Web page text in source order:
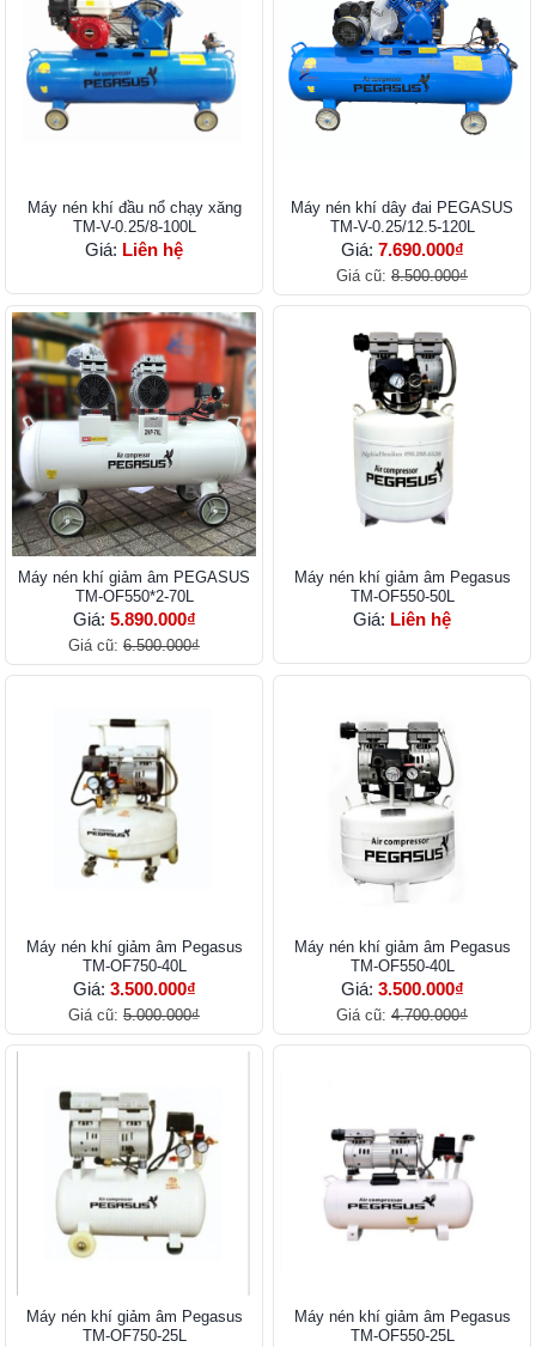
Máy nén khí đầu nổ chạy xăng
TM-V-0.25/8-100L
Giá: Liên hệ
Máy nén khí dây đai PEGASUS
TM-V-0.25/12.5-120L
Giá: 7.690.000₫
Giá cũ: 8.500.000₫
Máy nén khí giảm âm PEGASUS
TM-OF550*2-70L
Giá: 5.890.000₫
Giá cũ: 6.500.000₫
Máy nén khí giảm âm Pegasus
TM-OF550-50L
Giá: Liên hệ
Máy nén khí giảm âm Pegasus
TM-OF750-40L
Giá: 3.500.000₫
Giá cũ: 5.000.000₫
Máy nén khí giảm âm Pegasus
TM-OF550-40L
Giá: 3.500.000₫
Giá cũ: 4.700.000₫
Máy nén khí giảm âm Pegasus
TM-OF750-25L
Máy nén khí giảm âm Pegasus
TM-OF550-25L